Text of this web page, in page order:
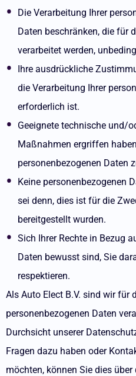
Die Verarbeitung Ihrer
Daten beschränken, die für
verarbeitet werden,
Ihre ausdrückliche
die Verarbeitung Ihrer
erforderlich ist.
Geeignete technische und/
Maßnahmen ergriffen
personenbezogenen Daten
Keine personenbezogenen
sei denn, dies ist für die
bereitgestellt wurden.
Sich Ihrer Rechte in Bezug
Daten bewusst sind, Sie
respektieren.
Als Auto Elect B.V. sind wir für
personenbezogenen Daten
Durchsicht unserer
Fragen dazu haben oder
möchten, können Sie dies